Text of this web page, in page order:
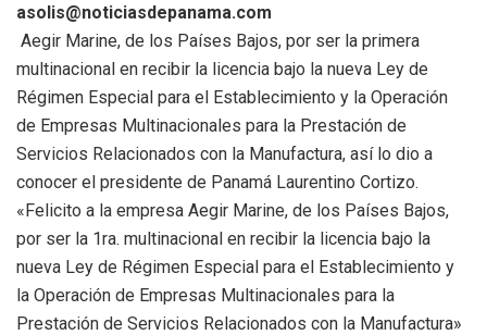
asolis@noticiasdepanama.com
Aegir Marine, de los Países Bajos, por ser la primera
multinacional en recibir la licencia bajo la nueva Ley de
Régimen Especial para el Establecimiento y la Operación
de Empresas Multinacionales para la Prestación de
Servicios Relacionados con la Manufactura, así lo dio a
conocer el presidente de Panamá Laurentino Cortizo.
«Felicito a la empresa Aegir Marine, de los Países Bajos,
por ser la 1ra. multinacional en recibir la licencia bajo la
nueva Ley de Régimen Especial para el Establecimiento y
la Operación de Empresas Multinacionales para la
Prestación de Servicios Relacionados con la Manufactura»